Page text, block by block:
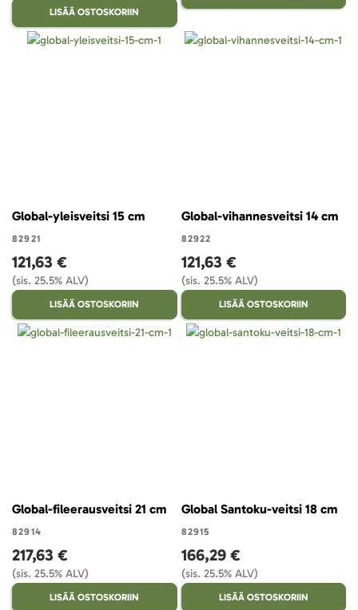
LISÄÄ OSTOSKORIIN
Global-yleisveitsi 15 cm
82921
121,63 €
(sis. 25.5% ALV)
LISÄÄ OSTOSKORIIN
Global-vihannesveitsi 14 cm
82922
121,63 €
(sis. 25.5% ALV)
LISÄÄ OSTOSKORIIN
Global-fileerausveitsi 21 cm
82914
217,63 €
(sis. 25.5% ALV)
LISÄÄ OSTOSKORIIN
Global Santoku-veitsi 18 cm
82915
166,29 €
(sis. 25.5% ALV)
LISÄÄ OSTOSKORIIN